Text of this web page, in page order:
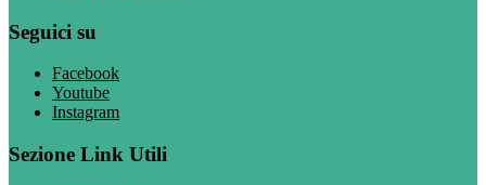
Seguici su
Facebook
Youtube
Instagram
Sezione Link Utili